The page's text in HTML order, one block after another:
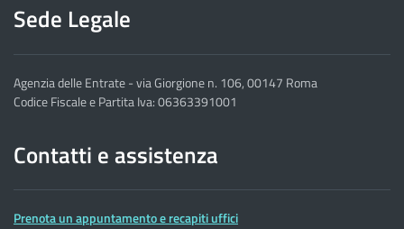
Sede Legale
Agenzia delle Entrate - via Giorgione n. 106, 00147 Roma
Codice Fiscale e Partita Iva: 06363391001
Contatti e assistenza
Prenota un appuntamento e recapiti uffici